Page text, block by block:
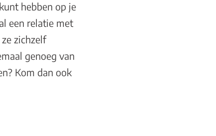
hebben op je
een relatie met
zichzelf
genoeg van
Kom dan ook